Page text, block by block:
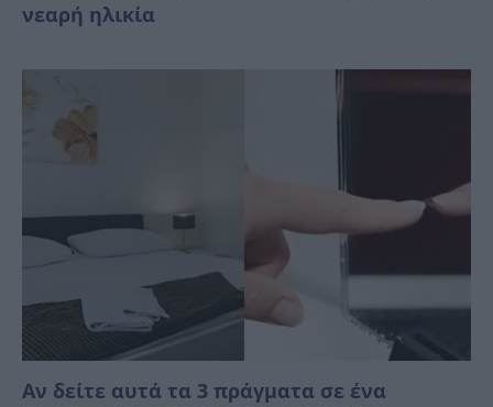
νεαρή ηλικία
Αν δείτε αυτά τα 3 πράγματα σε ένα